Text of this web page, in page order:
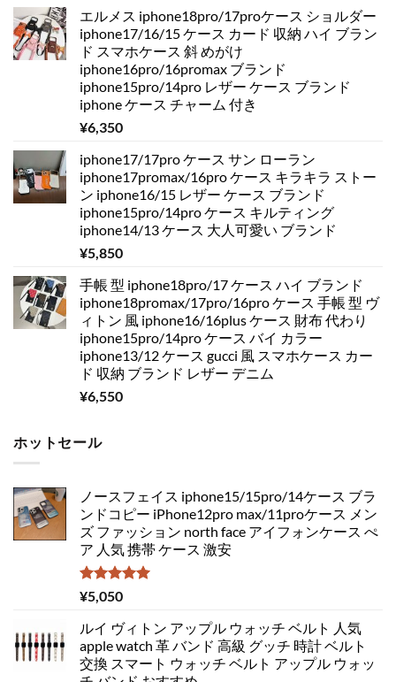
エルメス iphone18pro/17proケース ショルダー
iphone17/16/15 ケース カード 収納 ハイ ブラン
ド スマホケース 斜 めがけ
iphone16pro/16promax ブランド
iphone15pro/14pro レザー ケース ブランド
iphone ケース チャーム 付き
¥6,350
iphone17/17pro ケース サン ローラン
iphone17promax/16pro ケース キラキラ ストー
ン iphone16/15 レザー ケース ブランド
iphone15pro/14pro ケース キルティング
iphone14/13 ケース 大人可愛い ブランド
¥5,850
手帳 型 iphone18pro/17 ケース ハイ ブランド
iphone18promax/17pro/16pro ケース 手帳 型 ヴ
ィトン 風 iphone16/16plus ケース 財布 代わり
iphone15pro/14pro ケース バイ カラー
iphone13/12 ケース gucci 風 スマホケース カー
ド 収納 ブランド レザー デニム
¥6,550
ホットセール
ノースフェイス iphone15/15pro/14ケース ブラ
ンドコピー iPhone12pro max/11proケース メン
ズ ファッション north face アイフォンケース ぺ
ア 人気 携帯 ケース 激安
5段階中
5.00
¥5,050
ルイ ヴィトン アップル ウォッチ ベルト 人気
apple watch 革 バンド 高級 グッチ 時計 ベルト
交換 スマート ウォッチ ベルト アップル ウォッ